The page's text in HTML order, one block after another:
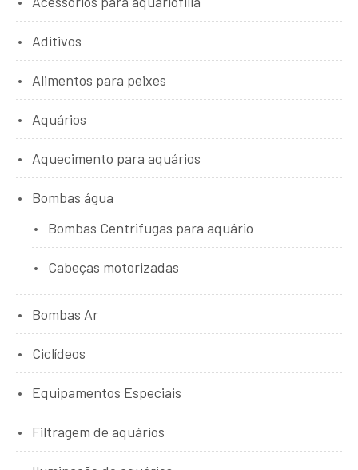
Aditivos
Alimentos para peixes
Aquários
Aquecimento para aquários
Bombas água
Bombas Centrifugas para aquário
Cabeças motorizadas
Bombas Ar
Ciclídeos
Equipamentos Especiais
Filtragem de aquários